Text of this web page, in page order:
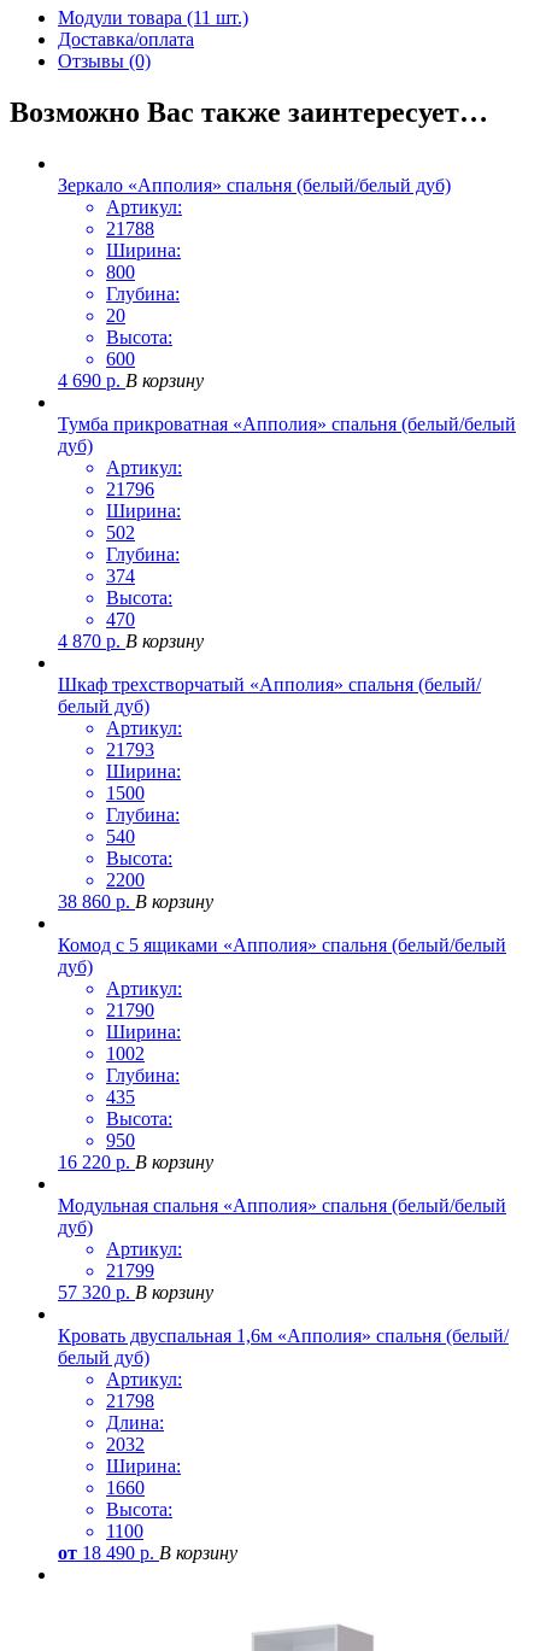
Модули товара (11 шт.)
Доставка/оплата
Отзывы (0)
Возможно Вас также заинтересует…
Зеркало «Апполия» спальня (белый/белый дуб)
Артикул:
21788
Ширина:
800
Глубина:
20
Высота:
600
4 690 р. В корзину
Тумба прикроватная «Апполия» спальня (белый/белый
дуб)
Артикул:
21796
Ширина:
502
Глубина:
374
Высота:
470
4 870 р. В корзину
Шкаф трехстворчатый «Апполия» спальня (белый/
белый дуб)
Артикул:
21793
Ширина:
1500
Глубина:
540
Высота:
2200
38 860 р. В корзину
Комод с 5 ящиками «Апполия» спальня (белый/белый
дуб)
Артикул:
21790
Ширина:
1002
Глубина:
435
Высота:
950
16 220 р. В корзину
Модульная спальня «Апполия» спальня (белый/белый
дуб)
Артикул:
21799
57 320 р. В корзину
Кровать двуспальная 1,6м «Апполия» спальня (белый/
белый дуб)
Артикул:
21798
Длина:
2032
Ширина:
1660
Высота:
1100
от 18 490 р. В корзину